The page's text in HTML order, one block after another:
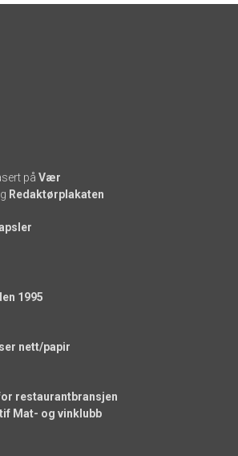
på Vær
Redaktørplakaten
1995
nett/papir
restaurantbransjen
Mat- og vinklubb